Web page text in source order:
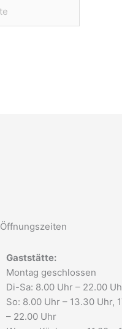
Öffnungszeiten
Gaststätte:
Montag geschlossen
Di-Sa: 8.00 Uhr – 22.00
So: 8.00 Uhr – 13.30 Uhr,
– 22.00 Uhr